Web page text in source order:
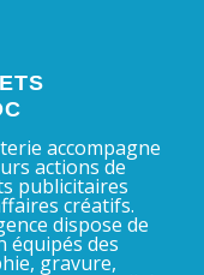
accompagne
actions de
publicitaires
créatifs.
dispose de
équipés des
gravure,